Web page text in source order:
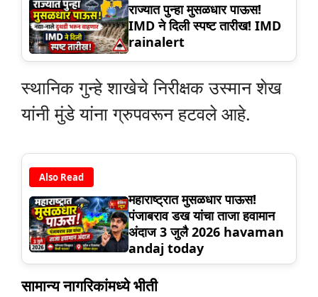
राज्यात पुन्हा मुसळधार पाऊस!
IMD ने दिली स्पष्ट तारीख! IMD
rainalert
स्थानिक गुन्हे शाखेचे निरीक्षक उस्मान शेख
यांनी मुंडे यांना ग्रुपवरून हटवले आहे.
Also Read
महाराष्ट्रात मुसळधार पाऊस!
पंजाबराव डख यांचा ताजा हवामान
अंदाज 3 जुलै 2026 havaman
andaj today
सामान्य नागरिकांमध्ये भीती